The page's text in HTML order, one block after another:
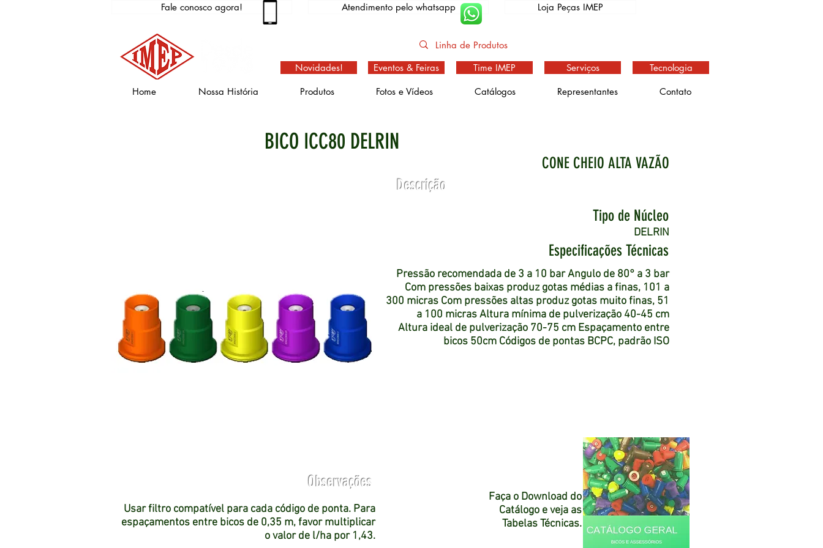
Fale conosco agora!
Home Nossa História Produtos Fotos e Vídeos Catálogos Representantes Contato
Atendimento pelo whatsapp
Novidades! Eventos & Feiras Serviços Tecnologia
Time IMEP
Loja Peças IMEP
BICO ICC80 DELRIN
CONE CHEIO ALTA VAZÃO
Descrição
Observações
Usar filtro compatível para cada código de ponta. Para
espaçamentos entre bicos de 0,35 m, favor multiplicar
o valor de l/ha por 1,43.
Tipo de Núcleo
DELRIN
Especificações Técnicas
Pressão recomendada de 3 a 10 bar Angulo de 80° a 3 bar
Com pressões baixas produz gotas médias a finas, 101 a
300 micras Com pressões altas produz gotas muito finas, 51
a 100 micras Altura mínima de pulverização 40-45 cm
Altura ideal de pulverização 70-75 cm Espaçamento entre
bicos 50cm Códigos de pontas BCPC, padrão ISO
Faça o Download do
Catálogo e veja as
Tabelas Técnicas.